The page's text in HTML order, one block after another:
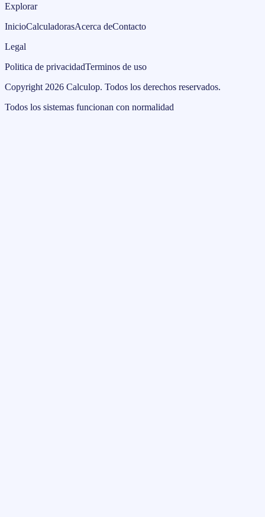
Explorar
InicioCalculadorasAcerca deContacto
Legal
Politica de privacidadTerminos de uso
Copyright 2026 Calculop. Todos los derechos reservados.
Todos los sistemas funcionan con normalidad